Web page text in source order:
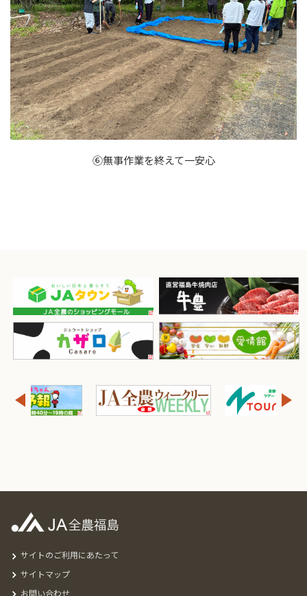
⑥無事作業を終えて一安心
サイトのご利用にあたって
サイトマップ
お問い合わせ